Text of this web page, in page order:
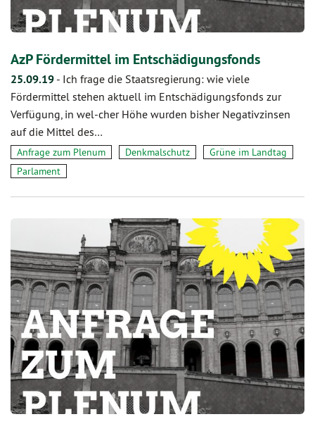
AzP Fördermittel im Entschädigungsfonds
25.09.19 - Ich frage die Staatsregierung: wie viele
Fördermittel stehen aktuell im Entschädigungsfonds zur
Verfügung, in wel-cher Höhe wurden bisher Negativzinsen
auf die Mittel des…
Anfrage zum Plenum Denkmalschutz
Grüne im Landtag
Parlament